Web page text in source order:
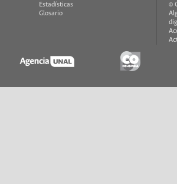
Estadísticas
Glosario
©